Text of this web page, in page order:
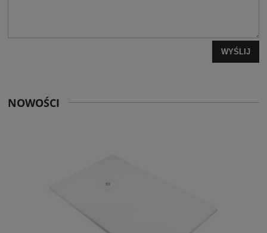
WYŚLIJ
NOWOŚCI